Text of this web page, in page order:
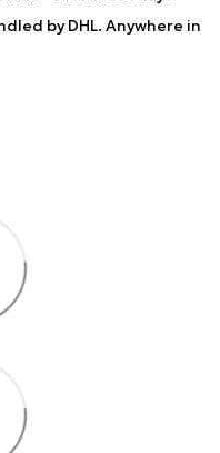
by DHL. Anywhere in